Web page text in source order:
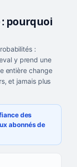
pourquoi
:
y prend une
entière change
et jamais plus
des
abonnés de